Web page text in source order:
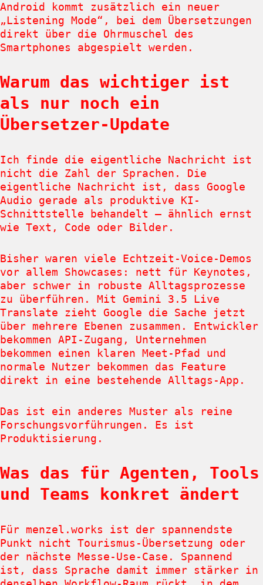
Android kommt zusätzlich ein neuer
„Listening Mode“, bei dem Übersetzungen
direkt über die Ohrmuschel des
Smartphones abgespielt werden.
Warum das wichtiger ist
als nur noch ein
Übersetzer-Update
Ich finde die eigentliche Nachricht ist
nicht die Zahl der Sprachen. Die
eigentliche Nachricht ist, dass Google
Audio gerade als produktive KI-
Schnittstelle behandelt – ähnlich ernst
wie Text, Code oder Bilder.
Bisher waren viele Echtzeit-Voice-Demos
vor allem Showcases: nett für Keynotes,
aber schwer in robuste Alltagsprozesse
zu überführen. Mit Gemini 3.5 Live
Translate zieht Google die Sache jetzt
über mehrere Ebenen zusammen. Entwickler
bekommen API-Zugang, Unternehmen
bekommen einen klaren Meet-Pfad und
normale Nutzer bekommen das Feature
direkt in eine bestehende Alltags-App.
Das ist ein anderes Muster als reine
Forschungsvorführungen. Es ist
Produktisierung.
Was das für Agenten, Tools
und Teams konkret ändert
Für menzel.works ist der spannendste
Punkt nicht Tourismus-Übersetzung oder
der nächste Messe-Use-Case. Spannend
ist, dass Sprache damit immer stärker in